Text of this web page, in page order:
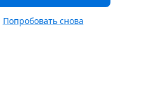
Попробовать снова